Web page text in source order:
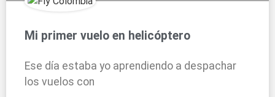
Mi primer vuelo en helicóptero
Ese día estaba yo aprendiendo a despachar
los vuelos con